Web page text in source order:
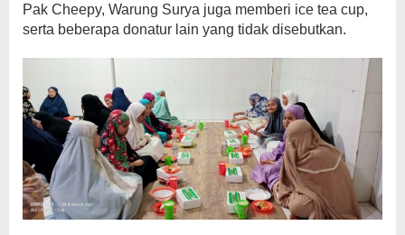
Pak Cheepy, Warung Surya juga memberi ice tea cup,
serta beberapa donatur lain yang tidak disebutkan.